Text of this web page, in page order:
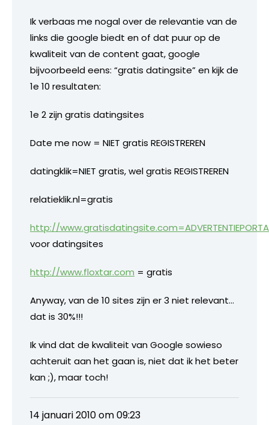
Ik verbaas me nogal over de relevantie van de
links die google biedt en of dat puur op de
kwaliteit van de content gaat, google
bijvoorbeeld eens: “gratis datingsite” en kijk de
1e 10 resultaten:
1e 2 zijn gratis datingsites
Date me now = NIET gratis REGISTREREN
datingklik=NIET gratis, wel gratis REGISTREREN
relatieklik.nl=gratis
http://
voor datingsites
http://www.floxtar.com = gratis
Anyway, van de 10 sites zijn er 3 niet relevant…
dat is 30%!!!
Ik vind dat de kwaliteit van Google sowieso
achteruit aan het gaan is, niet dat ik het beter
kan ;), maar toch!
14 januari 2010 om 09:23